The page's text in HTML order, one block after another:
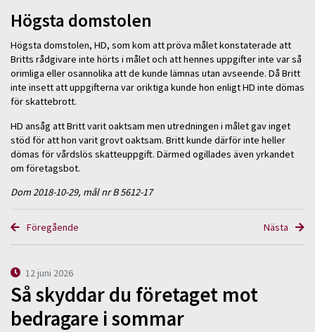
Högsta domstolen
Högsta domstolen, HD, som kom att pröva målet konstaterade att
Britts rådgivare inte hörts i målet och att hennes uppgifter inte var så
orimliga eller osannolika att de kunde lämnas utan avseende. Då Britt
inte insett att uppgifterna var oriktiga kunde hon enligt HD inte dömas
för skattebrott.
HD ansåg att Britt varit oaktsam men utredningen i målet gav inget
stöd för att hon varit grovt oaktsam. Britt kunde därför inte heller
dömas för vårdslös skatteuppgift. Därmed ogillades även yrkandet
om företagsbot.
Dom 2018-10-29, mål nr B 5612-17
Föregående Nästa
12 juni 2026
Så skyddar du företaget mot
bedragare i sommar